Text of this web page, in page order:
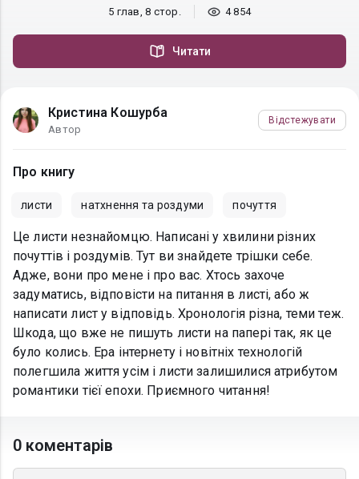
5 глав, 8 стор. 4 854
Читати
Кристина Кошурба
Автор
Відстежувати
Про книгу
листи натхнення та роздуми почуття
Це листи незнайомцю. Написані у хвилини різних
почуттів і роздумів. Тут ви знайдете трішки себе.
Адже, вони про мене і про вас. Хтось захоче
задуматись, відповісти на питання в листі, або ж
написати лист у відповідь. Хронологія різна, теми теж.
Шкода, що вже не пишуть листи на папері так, як це
було колись. Ера інтернету і новітніх технологій
полегшила життя усім і листи залишилися атрибутом
романтики тієї епохи. Приємного читання!
0 коментарів